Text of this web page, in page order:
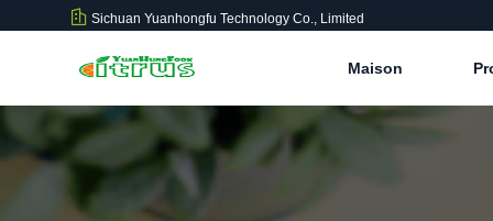
Sichuan Yuanhongfu Technology Co., Limited
Maison